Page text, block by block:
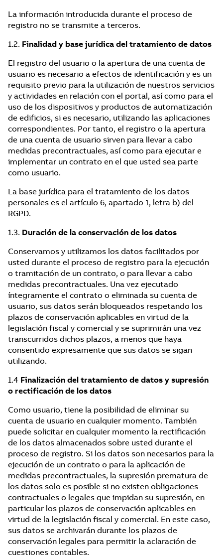
La información introducida durante el proceso de
registro no se transmite a terceros.
1.2. Finalidad y base jurídica del tratamiento de datos
El registro del usuario o la apertura de una cuenta de
usuario es necesario a efectos de identificación y es un
requisito previo para la utilización de nuestros servicios
y actividades en relación con el portal, así como para el
uso de los dispositivos y productos de automatización
de edificios, si es necesario, utilizando las aplicaciones
correspondientes. Por tanto, el registro o la apertura
de una cuenta de usuario sirven para llevar a cabo
medidas precontractuales, así como para ejecutar e
implementar un contrato en el que usted sea parte
como usuario.
La base jurídica para el tratamiento de los datos
personales es el artículo 6, apartado 1, letra b) del
RGPD.
1.3. Duración de la conservación de los datos
Conservamos y utilizamos los datos facilitados por
usted durante el proceso de registro para la ejecución
o tramitación de un contrato, o para llevar a cabo
medidas precontractuales. Una vez ejecutado
íntegramente el contrato o eliminada su cuenta de
usuario, sus datos serán bloqueados respetando los
plazos de conservación aplicables en virtud de la
legislación fiscal y comercial y se suprimirán una vez
transcurridos dichos plazos, a menos que haya
consentido expresamente que sus datos se sigan
utilizando.
1.4 Finalización del tratamiento de datos y supresión
o rectificación de los datos
Como usuario, tiene la posibilidad de eliminar su
cuenta de usuario en cualquier momento. También
puede solicitar en cualquier momento la rectificación
de los datos almacenados sobre usted durante el
proceso de registro. Si los datos son necesarios para la
ejecución de un contrato o para la aplicación de
medidas precontractuales, la supresión prematura de
los datos solo es posible si no existen obligaciones
contractuales o legales que impidan su supresión, en
particular los plazos de conservación aplicables en
virtud de la legislación fiscal y comercial. En este caso,
sus datos se archivarán durante los plazos de
conservación legales para permitir la aclaración de
cuestiones contables.